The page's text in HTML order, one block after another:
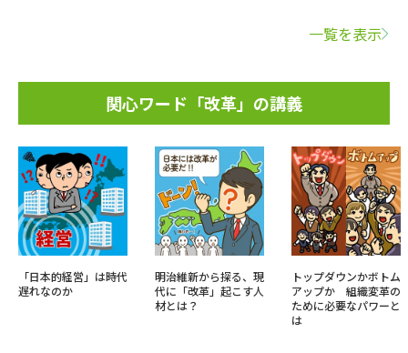
一覧を表示
関心ワード「改革」の講義
「日本的経営」は時代
遅れなのか
明治維新から探る、現
代に「改革」起こす人
材とは？
トップダウンかボトム
アップか 組織変革の
ために必要なパワーと
は